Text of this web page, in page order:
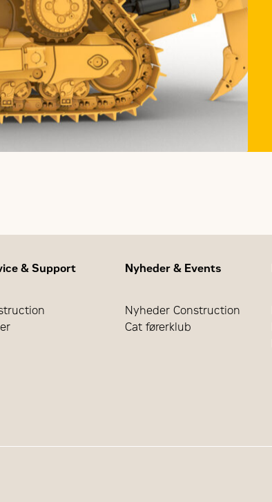
& Support Nyheder & Events
Nyheder Construction
Cat førerklub